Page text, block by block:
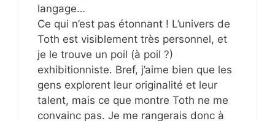
langage…
Ce qui n’est pas étonnant ! L’univers de
Toth est visiblement très personnel, et
je le trouve un poil (à poil ?)
exhibitionniste. Bref, j’aime bien que les
gens explorent leur originalité et leur
talent, mais ce que montre Toth ne me
convainc pas. Je me rangerais donc à